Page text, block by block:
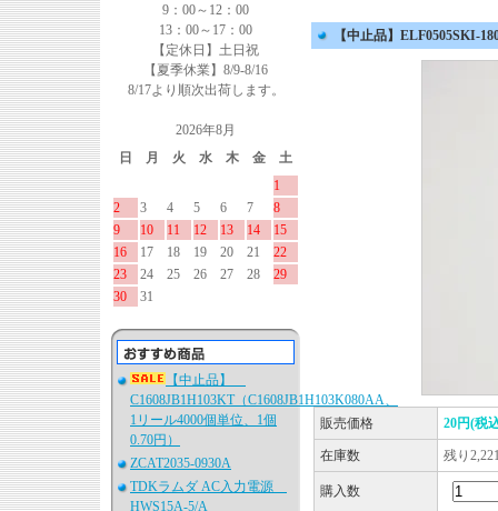
9：00～12：00
13：00～17：00
【定休日】土日祝
【夏季休業】8/9-8/16
8/17より順次出荷します。
2026年8月
日
月 火 水 木 金
土
1
2
3 4 5 6 7
8
9
10 11 12 13 14
15
16
17 18 19 20 21
22
23
24 25 26 27 28
29
30
31
【中止品】
C1608JB1H103KT（C1608JB1H103K080AA、
1リール4000個単位、1個
0.70円）
ZCAT2035-0930A
TDKラムダ AC入力電源
HWS15A-5/A
【中止品】ELF0505SKI-
販売価格 20円(税
在庫数 残り
購入数